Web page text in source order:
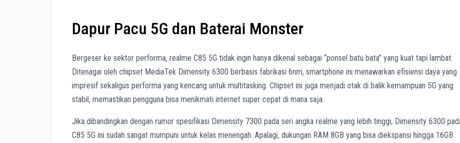
Dapur Pacu 5G dan Baterai Monster
Bergeser ke sektor performa, realme C85 5G tidak ingin hanya dikenal sebagai “ponsel batu bata” yang kuat tapi lambat.
Ditenagai oleh chipset MediaTek Dimensity 6300 berbasis fabrikasi 6nm, smartphone ini menawarkan efisiensi daya yang
impresif sekaligus performa yang kencang untuk multitasking. Chipset ini juga menjadi otak di balik kemampuan 5G yang
stabil, memastikan pengguna bisa menikmati internet super cepat di mana saja.
Jika dibandingkan dengan rumor spesifikasi Dimensity 7300 pada seri angka realme yang lebih tinggi, Dimensity 6300
C85 5G ini sudah sangat mumpuni untuk kelas menengah. Apalagi, dukungan RAM 8GB yang bisa diekspansi hingga 16GB